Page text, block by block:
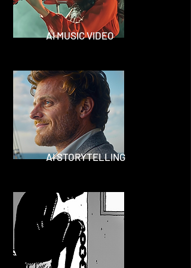
AI MUSIC VIDEO
AI STORYTELLING